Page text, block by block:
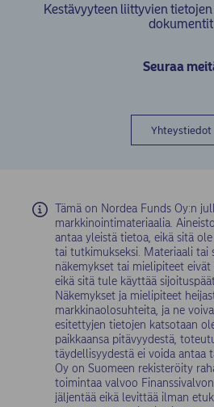
Kestävyyteen liittyvien
dokumentit
Seuraa
Yhteystiedot
Tämä on Nordea Funds Oy:n
markkinointimateriaalia.
antaa yleistä tietoa, eikä sitä
tai tutkimukseksi. Materiaali tai
näkemykset tai mielipiteet
eikä sitä tule käyttää
Näkemykset ja mielipiteet
markkinaolosuhteita, ja ne
esitettyjen tietojen katsotaan
paikkaansa pitävyydestä,
täydellisyydestä ei voida antaa
Oy on Suomeen rekisteröity
toimintaa valvoo
jäljentää eikä levittää ilman